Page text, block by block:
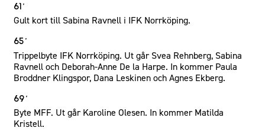
61´
Gult kort till Sabina Ravnell i IFK Norrköping.
65´
Trippelbyte IFK Norrköping. Ut går Svea Rehnberg, Sabina
Ravnell och Deborah-Anne De la Harpe. In kommer Paula
Broddner Klingspor, Dana Leskinen och Agnes Ekberg.
69´
Byte MFF. Ut går Karoline Olesen. In kommer Matilda
Kristell.